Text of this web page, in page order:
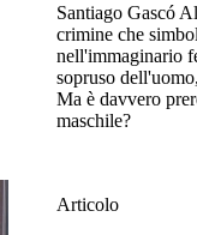
Santiago Gascó
crimine che
nell'immaginario
sopruso
Ma è davvero
maschile?
Articolo